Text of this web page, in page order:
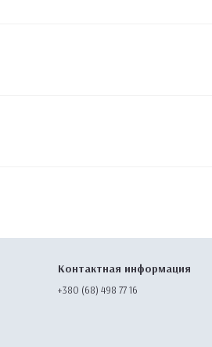
Контактная информация
+380 (68) 498 77 16